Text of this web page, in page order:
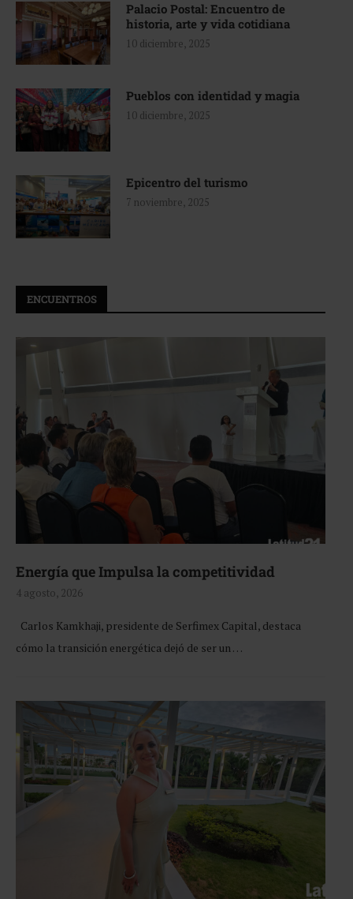
Palacio Postal: Encuentro de
historia, arte y vida cotidiana
10 diciembre, 2025
Pueblos con identidad y magia
10 diciembre, 2025
Epicentro del turismo
7 noviembre, 2025
ENCUENTROS
Energía que Impulsa la competitividad
4 agosto, 2026
Carlos Kamkhaji, presidente de Serfimex Capital, destaca
cómo la transición energética dejó de ser un …